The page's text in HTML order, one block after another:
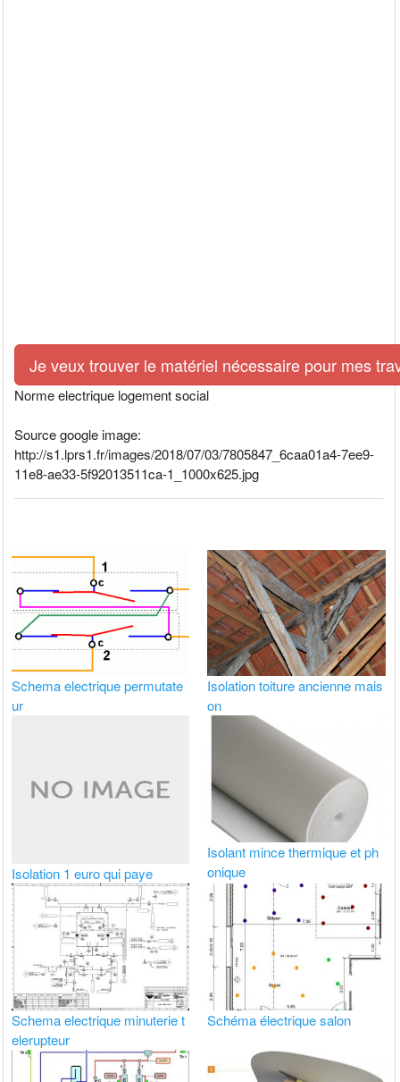
Je veux trouver le matériel nécessaire pour mes
Norme electrique logement social
Source google image:
http://s1.lprs1.fr/images/2018/07/03/7805847_6caa01a4-7ee9-
11e8-ae33-5f92013511ca-1_1000x625.jpg
Schema electrique permutate
ur
Isolation toiture ancienne mais
on
Isolation 1 euro qui paye
Isolant mince thermique et ph
onique
Schema electrique minuterie t
elerupteur
Schéma électrique salon